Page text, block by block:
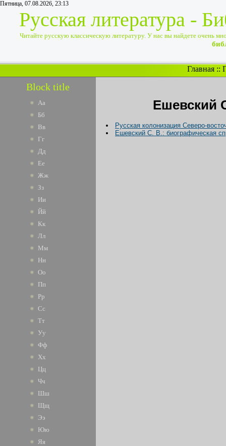
Пятница, 07.08.2026, 23:13
Русская литература -
Читайте русскую классическую литературу. У нас вы найдете очень
Главная ::
Block title
Аа
Бб
Вв
Гг
Дд
Ее
Жж
Зз
Ии
Йй
Кк
Лл
Мм
Нн
Оо
Пп
Рр
Сс
Тт
Уу
Фф
Хх
Цц
Чч
Шш
Щщ
Ээ
Юю
Яя
Ешевский
Русская колонизация Северо-
Ешевский С. В.: биографическая